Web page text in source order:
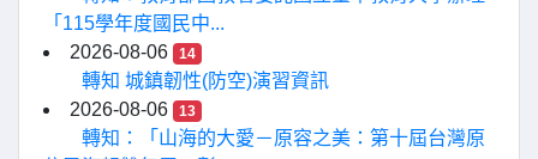
「115學年度國民中...
2026-08-06
14
轉知 城鎮韌性(防空)演習資訊
2026-08-06
13
轉知：「山海的大愛－原容之美：第十屆台灣原